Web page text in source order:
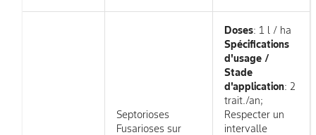
Septorioses
Fusarioses sur
Doses: 1 l / ha
Spécifications
d'usage /
Stade
d'application: 2
trait./an;
Respecter un
intervalle